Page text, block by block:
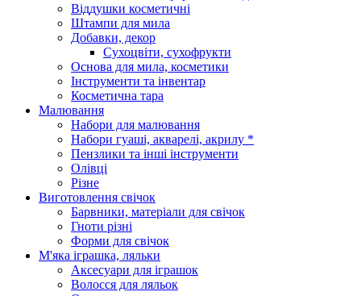
Віддушки косметичні
Штампи для мила
Добавки, декор
Сухоцвіти, сухофрукти
Основа для мила, косметики
Інструменти та інвентар
Косметична тара
Малювання
Набори для малювання
Набори гуаші, акварелі, акрилу *
Пензлики та інші інструменти
Олівці
Різне
Виготовлення свічок
Барвники, матеріали для свічок
Гноти різні
Форми для свічок
М'яка іграшка, ляльки
Аксесуари для іграшок
Волосся для ляльок